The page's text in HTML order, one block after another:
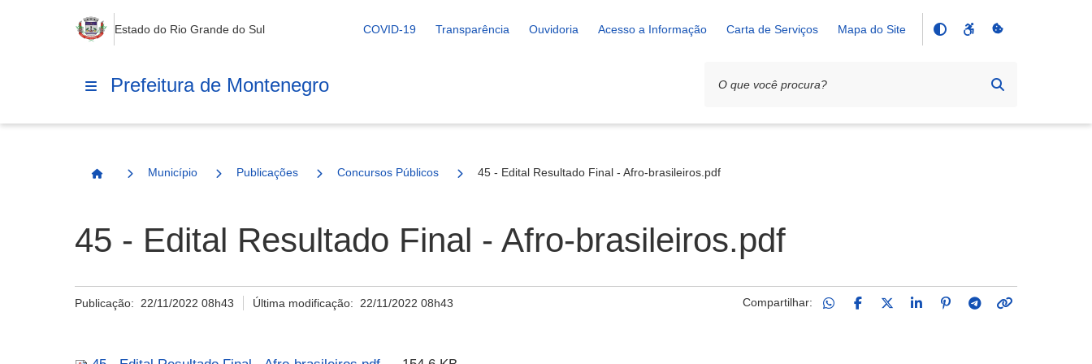
Estado do Rio Grande do Sul COVID-19 Transparência Ouvidoria Acesso a Informação Carta de Serviços Mapa do Site
Prefeitura de Montenegro
Página Inicial
Município Publicações Concursos Públicos 45 - Edital Resultado Final - Afro-brasileiros.pdf
45 - Edital Resultado Final - Afro-brasileiros.pdf
Publicação: 22/11/2022 08h43 Última modificação: 22/11/2022 08h43 Compartilhar: